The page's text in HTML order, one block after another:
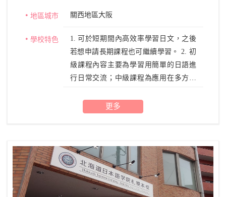
地區城市 關西地區大阪
學校特色
1. 可於短期間內高效率學習日文，之後
若想申請長期課程也可繼續學習。 2. 初
級課程內容主要為學習用簡單的日語進
行日常交流；中級課程為應用在多方面
面提升聽說讀寫能力；上及課程除了學
更多